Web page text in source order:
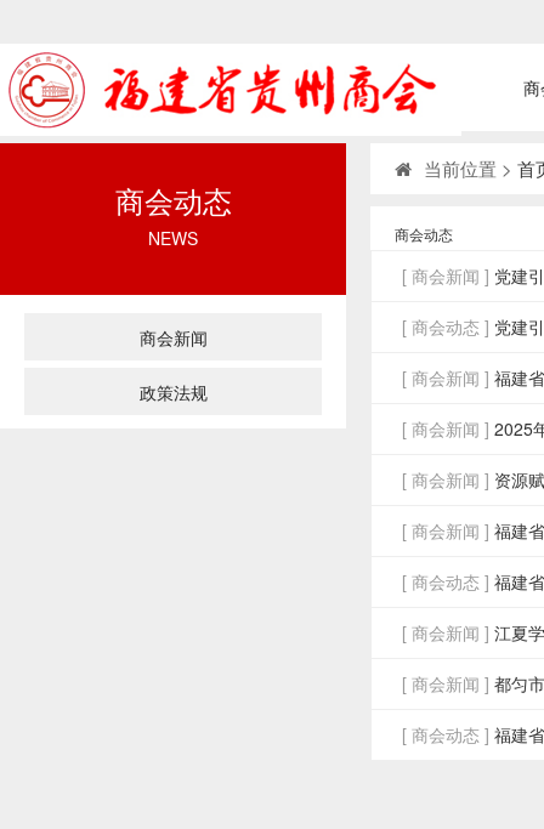
商会动态
NEWS
商会新闻
政策法规
当前位置 > 首
商会动态
[ 商会新闻 ] 党建
[ 商会动态 ] 党建
[ 商会新闻 ] 福建
[ 商会新闻 ] 2025
[ 商会新闻 ] 资源
[ 商会新闻 ] 福建
[ 商会动态 ] 福建
[ 商会新闻 ] 江夏
[ 商会新闻 ] 都匀
[ 商会动态 ] 福建